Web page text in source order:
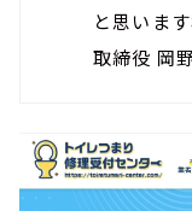
と思います
取締役 岡